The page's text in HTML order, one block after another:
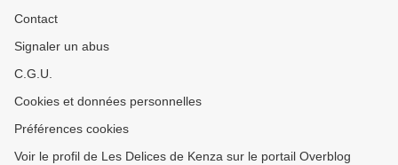
Contact
Signaler un abus
C.G.U.
Cookies et données personnelles
Préférences cookies
Voir le profil de Les Delices de Kenza sur le portail Overblog